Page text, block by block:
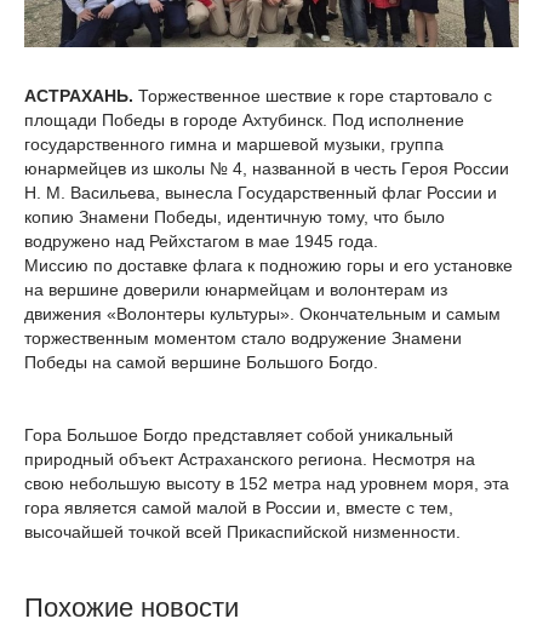
АСТРАХАНЬ. Торжественное шествие к горе стартовало с
площади Победы в городе Ахтубинск. Под исполнение
государственного гимна и маршевой музыки, группа
юнармейцев из школы № 4, названной в честь Героя России
Н. М. Васильева, вынесла Государственный флаг России и
копию Знамени Победы, идентичную тому, что было
водружено над Рейхстагом в мае 1945 года.
Миссию по доставке флага к подножию горы и его установке
на вершине доверили юнармейцам и волонтерам из
движения «Волонтеры культуры». Окончательным и самым
торжественным моментом стало водружение Знамени
Победы на самой вершине Большого Богдо.
Гора Большое Богдо представляет собой уникальный
природный объект Астраханского региона. Несмотря на
свою небольшую высоту в 152 метра над уровнем моря, эта
гора является самой малой в России и, вместе с тем,
высочайшей точкой всей Прикаспийской низменности.
Похожие новости